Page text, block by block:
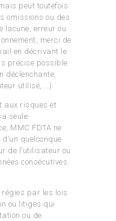
peut toutefois
omissions ou des
lacune, erreur ou
merci de
en décrivant le
précise possible
déclenchante,
utilisé, …).
aux risques et
seule
MMC FDTA ne
quelconque
de l’utilisateur ou
consécutives
par les lois
ou litiges qui
ou de